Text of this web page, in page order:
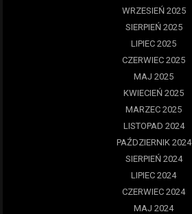
WRZESIEŃ 2025
SIERPIEŃ 2025
LIPIEC 2025
CZERWIEC 2025
MAJ 2025
KWIECIEŃ 2025
MARZEC 2025
LISTOPAD 2024
PAŹDZIERNIK 2024
SIERPIEŃ 2024
LIPIEC 2024
CZERWIEC 2024
MAJ 2024